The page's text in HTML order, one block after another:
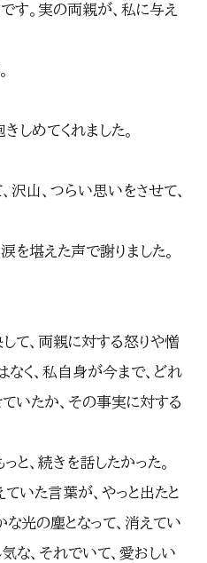
す。実の両親が、私に与え
しめてくれました。
沢山、つらい思いをさせて、
を堪えた声で謝りました。
て、両親に対する怒りや憎
なく、私自身が今まで、どれ
いたか、その事実に対する
と、続きを話したかった。
いた言葉が、やっと出たと
光の塵となって、消えてい
な、それでいて、愛おしい